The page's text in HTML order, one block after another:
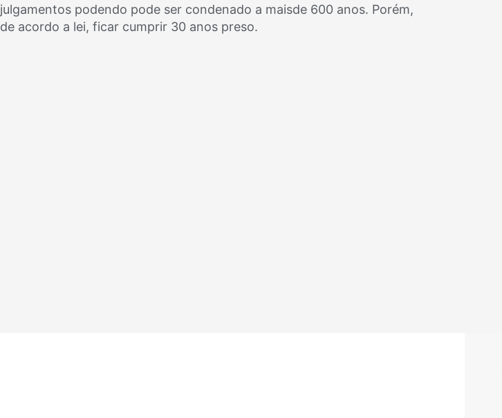
julgamentos podendo pode ser condenado a maisde 600 anos. Porém,
de acordo a lei, ficar cumprir 30 anos preso.